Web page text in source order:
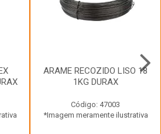
ARAME RECOZIDO LISO 18
1KG DURAX
Código: 47003
*Imagem meramente ilustrativa